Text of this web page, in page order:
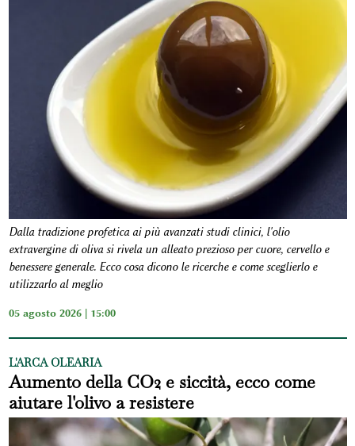
Dalla tradizione profetica ai più avanzati studi clinici, l'olio
extravergine di oliva si rivela un alleato prezioso per cuore, cervello e
benessere generale. Ecco cosa dicono le ricerche e come sceglierlo e
utilizzarlo al meglio
05 agosto 2026 | 15:00
L'ARCA OLEARIA
Aumento della CO2 e siccità, ecco come
aiutare l'olivo a resistere